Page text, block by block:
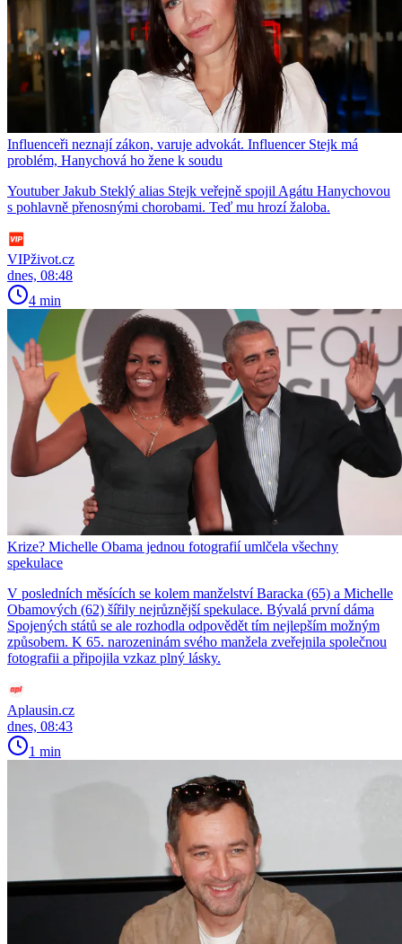
Influenceři neznají zákon, varuje advokát. Influencer Stejk má
problém, Hanychová ho žene k soudu
Youtuber Jakub Steklý alias Stejk veřejně spojil Agátu Hanychovou
s pohlavně přenosnými chorobami. Teď mu hrozí žaloba.
VIPživot.cz
dnes, 08:48
4 min
Krize? Michelle Obama jednou fotografií umlčela všechny
spekulace
V posledních měsících se kolem manželství Baracka (65) a Michelle
Obamových (62) šířily nejrůznější spekulace. Bývalá první dáma
Spojených států se ale rozhodla odpovědět tím nejlepším možným
způsobem. K 65. narozeninám svého manžela zveřejnila společnou
fotografii a připojila vzkaz plný lásky.
Aplausin.cz
dnes, 08:43
1 min